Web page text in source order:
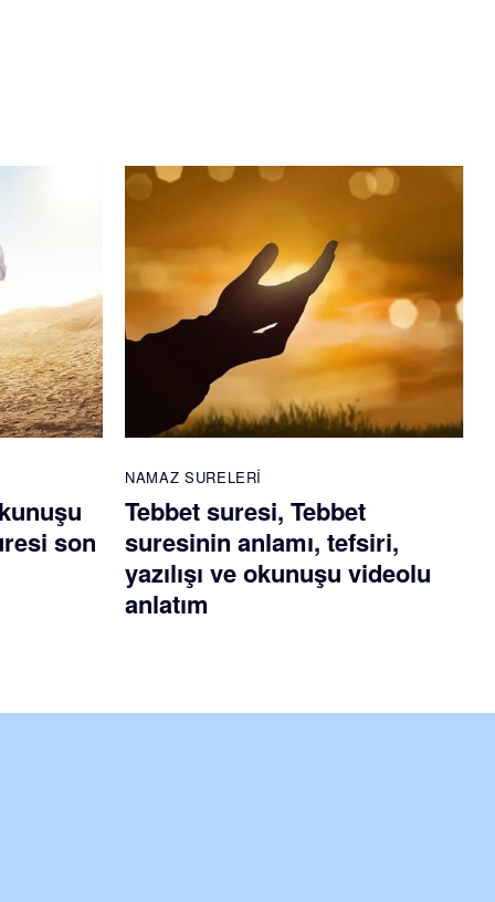
son
NAMAZ SURELERI
Tebbet suresi, Tebbet
suresinin anlamı, tefsiri,
yazılışı ve okunuşu videolu
anlatım